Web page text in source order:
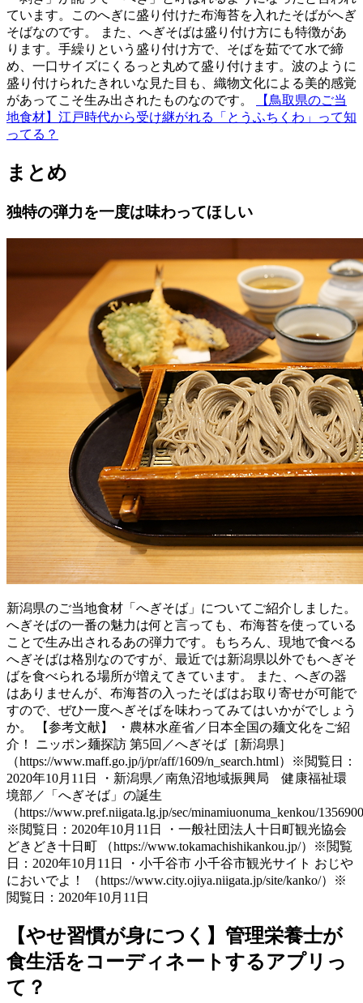
ています。このへぎに盛り付けた布海苔を入れたそばがへぎ
そばなのです。 また、へぎそばは盛り付け方にも特徴があ
ります。手繰りという盛り付け方で、そばを茹でて水で締
め、一口サイズにくるっと丸めて盛り付けます。波のように
盛り付けられたきれいな見た目も、織物文化による美的感覚
があってこそ生み出されたものなのです。
【鳥取県のご当
地食材】江戸時代から受け継がれる「とうふちくわ」って知
ってる？
まとめ
独特の弾力を一度は味わってほしい
新潟県のご当地食材「へぎそば」についてご紹介しました。
へぎそばの一番の魅力は何と言っても、布海苔を使っている
ことで生み出されるあの弾力です。もちろん、現地で食べる
へぎそばは格別なのですが、最近では新潟県以外でもへぎそ
ばを食べられる場所が増えてきています。 また、へぎの器
はありませんが、布海苔の入ったそばはお取り寄せが可能で
すので、ぜひ一度へぎそばを味わってみてはいかがでしょう
か。 【参考文献】 ・農林水産省／日本全国の麺文化をご紹
介！ ニッポン麺探訪 第5回／へぎそば［新潟県］
（https://www.maff.go.jp/j/pr/aff/1609/n_search.html）※閲覧日：
2020年10月11日 ・新潟県／南魚沼地域振興局 健康福祉環
境部／「へぎそば」の誕生
（https://www.pref.niigata.lg.jp/sec/minamiuonuma_kenkou/
※閲覧日：2020年10月11日 ・一般社団法人十日町観光協会
どきどき十日町 （https://www.tokamachishikankou.jp/）※閲覧
日：2020年10月11日 ・小千谷市 小千谷市観光サイト おじや
においでよ！ （https://www.city.ojiya.niigata.jp/site/kanko/）※
閲覧日：2020年10月11日
【やせ習慣が身につく】管理栄養士が
食生活をコーディネートするアプリっ
て？